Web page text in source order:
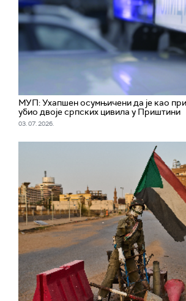
МУП: Ухапшен осумњичени да је као
убио двоје српских цивила у Приштини
03. 07. 2026.